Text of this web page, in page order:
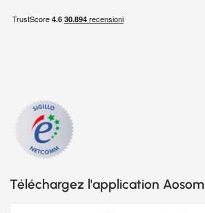
Téléchargez l'application Aosom